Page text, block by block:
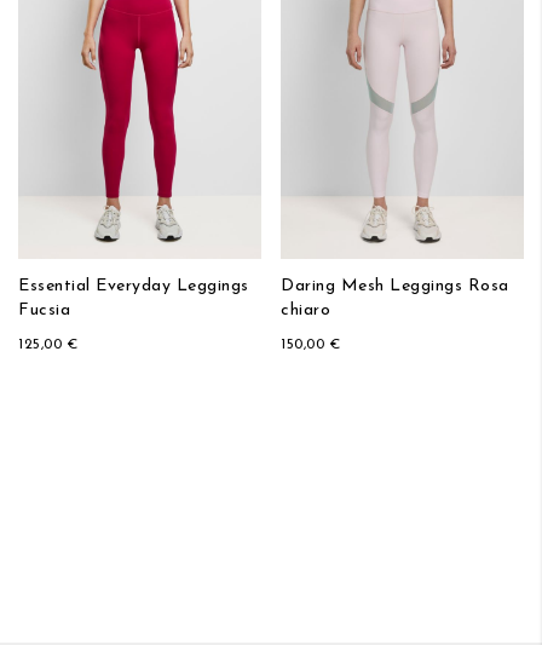
Essential Everyday Leggings
Fucsia
125,00 €
Daring Mesh Leggings Rosa
chiaro
150,00 €